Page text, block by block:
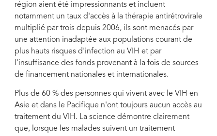
région aient été impressionnants et incluent
notamment un taux d'accès à la thérapie antirétrovirale
multiplié par trois depuis 2006, ils sont menacés par
une attention inadaptée aux populations courant de
plus hauts risques d'infection au VIH et par
l'insuffisance des fonds provenant à la fois de sources
de financement nationales et internationales.
Plus de 60 % des personnes qui vivent avec le VIH en
Asie et dans le Pacifique n'ont toujours aucun accès au
traitement du VIH. La science démontre clairement
que, lorsque les malades suivent un traitement